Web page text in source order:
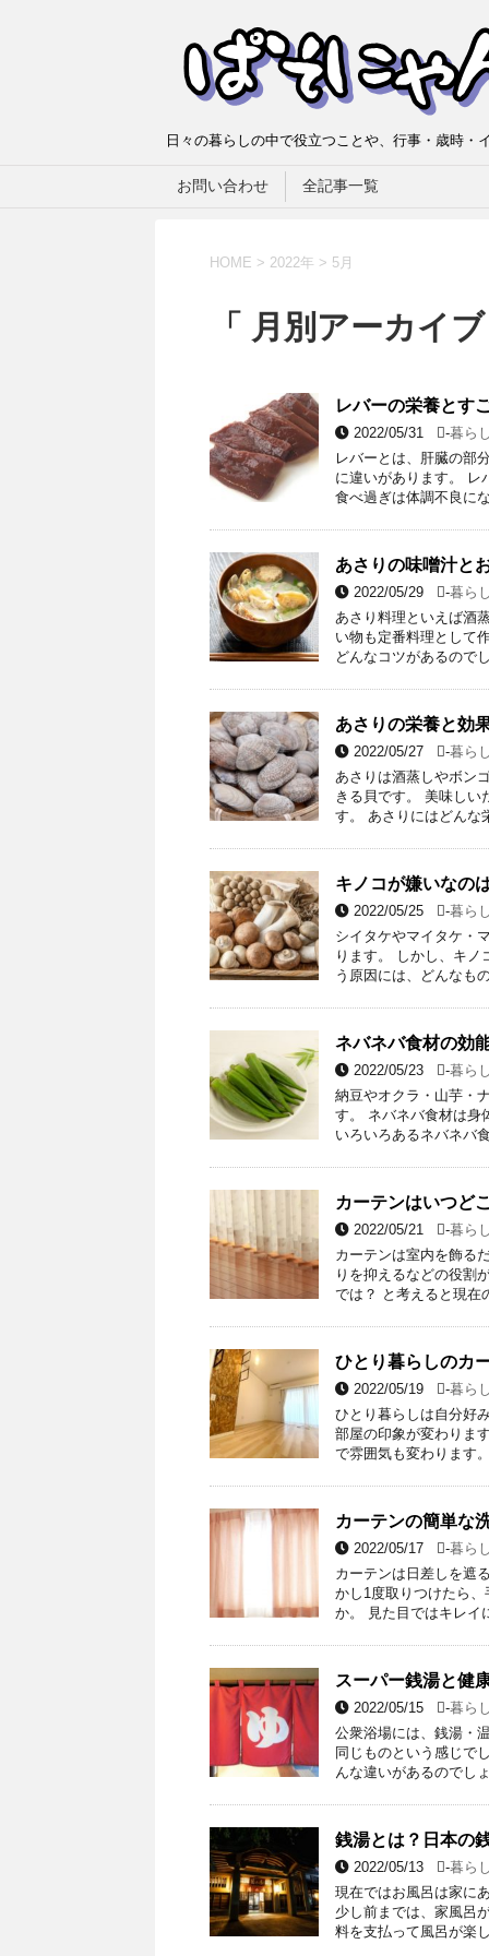
日々の暮らしの中で役立つことや、行事・歳時
お問い合わせ 全記事一覧
HOME > 2022年 > 5月
「 月別アーカイ
レバーの栄養とす
2022/05/31 -暮らし
レバーとは、肝臓の部
に違いがあります。 レ
食べ過ぎは体調不良に
あさりの味噌汁と
2022/05/29 -暮らし
あさり料理といえば酒
い物も定番料理として
どんなコツがあるので
あさりの栄養と効
2022/05/27 -暮らし
あさりは酒蒸しやボン
きる貝です。 美味しい
す。 あさりにはどん
キノコが嫌いなの
2022/05/25 -暮らし
シイタケやマイタケ・
ります。 しかし、キノ
う原因には、どんなも
ネバネバ食材の効
2022/05/23 -暮らし
納豆やオクラ・山芋・
す。 ネバネバ食材は身
いろいろあるネバネバ
カーテンはいつど
2022/05/21 -暮らし
カーテンは室内を飾る
りを抑えるなどの役割
では？ と考えると現
ひとり暮らしのカ
2022/05/19 -暮らし
ひとり暮らしは自分好
部屋の印象が変わりま
で雰囲気も変わります
カーテンの簡単な
2022/05/17 -暮らし
カーテンは日差しを遮
かし1度取りつけたら
か。 見た目ではキレ
スーパー銭湯と健
2022/05/15 -暮らし
公衆浴場には、銭湯・
同じものという感じで
んな違いがあるのでし
銭湯とは？日本の
2022/05/13 -暮らし
現在ではお風呂は家に
少し前までは、家風呂
料を支払って風呂が楽